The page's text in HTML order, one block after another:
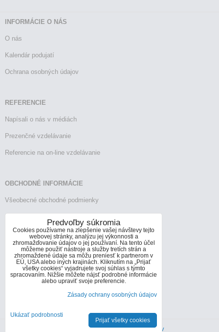
INFORMÁCIE O NÁS
O nás
Kalendár podujatí
Ochrana osobných údajov
REFERENCIE
Napísali o nás v médiách
Prezenčné vzdelávanie
Referencie na on-line vzdelávanie
OBCHODNÉ INFORMÁCIE
Všeobecné obchodné podmienky
Reklamačný poriadok
Vrátenie tovaru
KONTAKTY
Informácie o kontaktoch
+421 905 272 066
Zásady ochrany osobných údajov
Predvoľby súkromia
Cookies používame na zlepšenie vašej návštevy tejto
webovej stránky, analýzu jej výkonnosti a
zhromažďovanie údajov o jej používaní. Na tento účel
môžeme použiť nástroje a služby tretích strán a
zhromaždené údaje sa môžu preniesť k partnerom v
EÚ, USA alebo iných krajinách. Kliknutím na „Prijať
všetky cookies“ vyjadrujete svoj súhlas s týmto
spracovaním. Nižšie môžete nájsť podrobné informácie
alebo upraviť svoje preferencie.
Zásady ochrany osobných údajov
Ukázať podrobnosti
Prijať všetky cookies